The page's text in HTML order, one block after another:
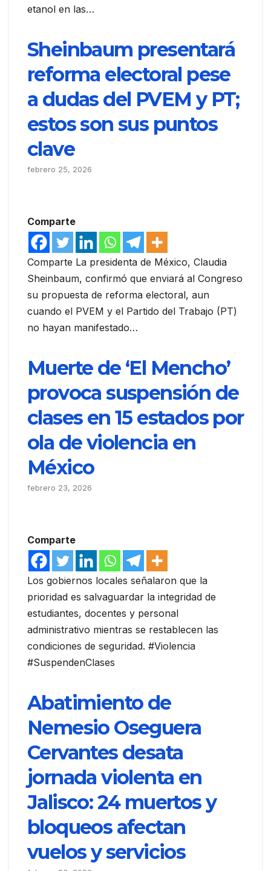
etanol en las…
Sheinbaum presentará
reforma electoral pese
a dudas del PVEM y PT;
estos son sus puntos
clave
febrero 25, 2026
Comparte
Comparte La presidenta de México, Claudia
Sheinbaum, confirmó que enviará al Congreso
su propuesta de reforma electoral, aun
cuando el PVEM y el Partido del Trabajo (PT)
no hayan manifestado…
Muerte de ‘El Mencho’
provoca suspensión de
clases en 15 estados por
ola de violencia en
México
febrero 23, 2026
Comparte
Los gobiernos locales señalaron que la
prioridad es salvaguardar la integridad de
estudiantes, docentes y personal
administrativo mientras se restablecen las
condiciones de seguridad. #Violencia
#SuspendenClases
Abatimiento de
Nemesio Oseguera
Cervantes desata
jornada violenta en
Jalisco: 24 muertos y
bloqueos afectan
vuelos y servicios